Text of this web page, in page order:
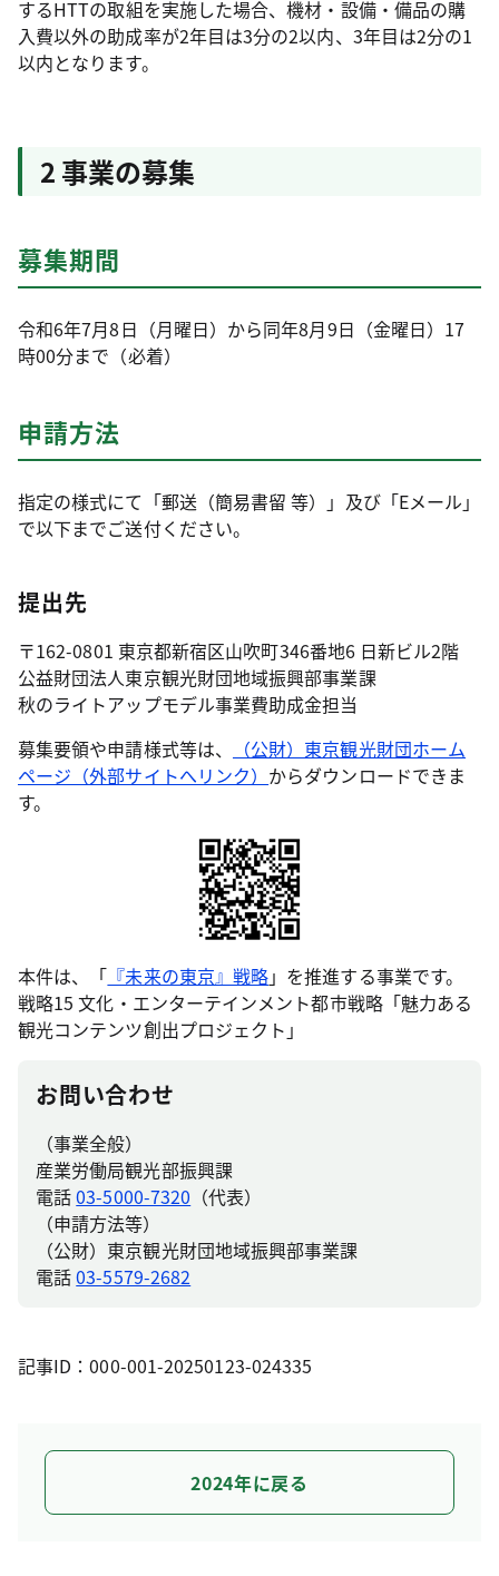
するHTTの取組を実施した場合、機材・設備・備品の購
入費以外の助成率が2年目は3分の2以内、3年目は2分の1
以内となります。
2 事業の募集
募集期間
令和6年7月8日（月曜日）から同年8月9日（金曜日）17
時00分まで（必着）
申請方法
指定の様式にて「郵送（簡易書留 等）」及び「Eメール」
で以下までご送付ください。
提出先
〒162-0801 東京都新宿区山吹町346番地6 日新ビル2階
公益財団法人東京観光財団地域振興部事業課
秋のライトアップモデル事業費助成金担当
募集要領や申請様式等は、
（公財）東京観光財団ホーム
ページ（外部サイトへリンク） からダウンロードできま
す。
本件は、「 『未来の東京』戦略」を推進する事業です。
戦略15 文化・エンターテインメント都市戦略「魅力ある
観光コンテンツ創出プロジェクト」
お問い合わせ
（事業全般）
産業労働局観光部振興課
電話03-5000-7320 （代表）
（申請方法等）
（公財）東京観光財団地域振興部事業課
電話03-5579-2682
記事ID：000-001-20250123-024335
2024年に戻る